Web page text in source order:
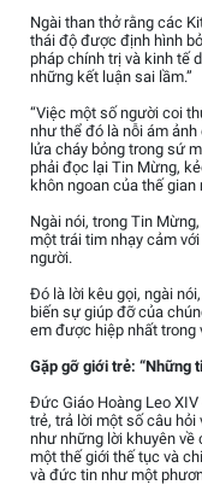
Ngài than thở rằng các
thái độ được định hình
pháp chính trị và kinh tế
những kết luận sai lầm.”
“Việc một số người coi
như thể đó là nỗi ám
lửa cháy bỏng trong sứ
phải đọc lại Tin Mừng,
khôn ngoan của thế gian
Ngài nói, trong Tin
một trái tim nhạy cảm
người.
Đó là lời kêu gọi, ngài
biến sự giúp đỡ của
em được hiệp nhất trong
Gặp gỡ giới trẻ: “Những
Đức Giáo Hoàng Leo
trẻ, trả lời một số câu
như những lời khuyên
một thế giới thế tục và
và đức tin như một